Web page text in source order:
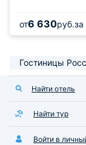
от6 630руб.за
Гостиницы
Найти отель
Найти тур
Войти в